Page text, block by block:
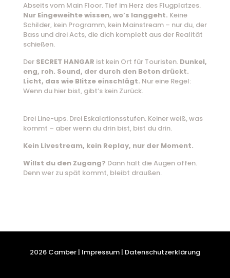
Abseits vom Main Floor. Tief im Herz des Flugplatzes.
Nur Eingeweihte wissen, wo’s langgeht. Keine
Schilder, kein Programm, kein Mainstream – nur du, der
Bass und drei Acts, die dich komplett aus der Realität
schießen.
Der SECRET HANGAR ist kein Ort für Touristen. Dunkel,
eng, roh. Sound, der durch den Beton drückt.
Licht, das wie Blitze einschlägt. Nur eine Regel:
Wenn du hier bist, gibt’s kein Zurück.
Drei Line-ups. Drei Eskalationsstufen. Keiner weiß, was
kommt – aber wenn du drin bist, bist du drin.
Kein Livestream, kein Replay, nur der Moment.
Willst du den Zugang? Dann halt die Augen offen.
Denn wer zu spät kommt, bleibt draußen.
2026 Camber | Impressum | Datenschutzerklärung